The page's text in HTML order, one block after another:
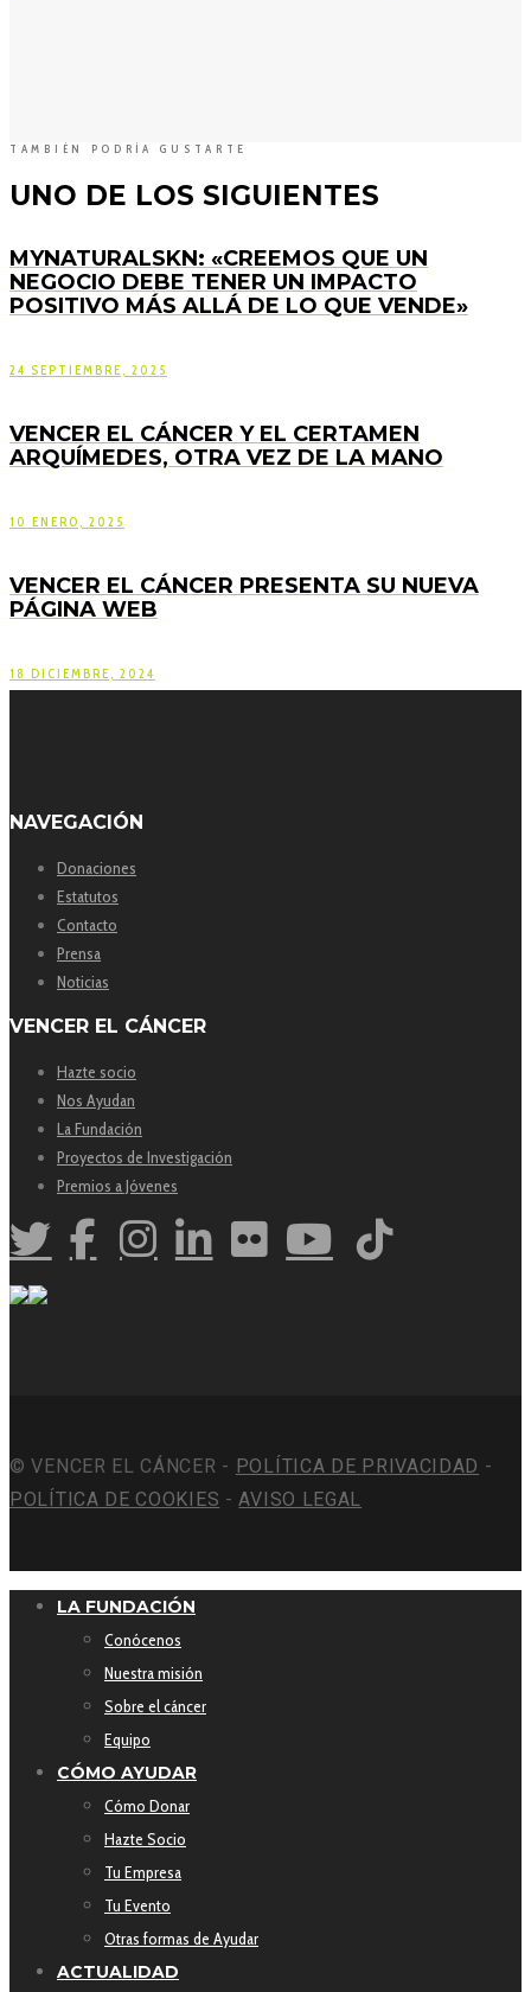
TAMBIÉN PODRÍA GUSTARTE
UNO DE LOS SIGUIENTES
MYNATURALSKN: «CREEMOS QUE UN
NEGOCIO DEBE TENER UN IMPACTO
POSITIVO MÁS ALLÁ DE LO QUE VENDE»
24 SEPTIEMBRE, 2025
VENCER EL CÁNCER Y EL CERTAMEN
ARQUÍMEDES, OTRA VEZ DE LA MANO
10 ENERO, 2025
VENCER EL CÁNCER PRESENTA SU NUEVA
PÁGINA WEB
18 DICIEMBRE, 2024
NAVEGACIÓN
Donaciones
Estatutos
Contacto
Prensa
Noticias
VENCER EL CÁNCER
Hazte socio
Nos Ayudan
La Fundación
Proyectos de Investigación
Premios a Jóvenes
© VENCER EL CÁNCER - POLÍTICA DE PRIVACIDAD -
POLÍTICA DE COOKIES -AVISO LEGAL
LA FUNDACIÓN
Conócenos
Nuestra misión
Sobre el cáncer
Equipo
CÓMO AYUDAR
Cómo Donar
Hazte Socio
Tu Empresa
Tu Evento
Otras formas de Ayudar
ACTUALIDAD